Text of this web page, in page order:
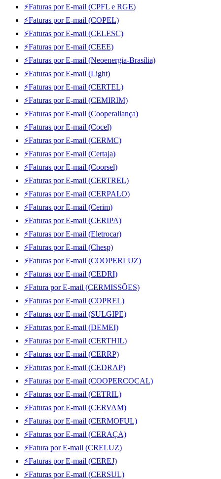
⚡Faturas por E-mail (CPFL e RGE)
⚡Faturas por E-mail (COPEL)
⚡Faturas por E-mail (CELESC)
⚡Faturas por E-mail (CEEE)
⚡Faturas por E-mail (Neoenergia-Brasília)
⚡Faturas por E-mail (Light)
⚡Faturas por E-mail (CERTEL)
⚡Faturas por E-mail (CEMIRIM)
⚡Faturas por E-mail (Cooperaliança)
⚡Faturas por E-mail (Cocel)
⚡Faturas por E-mail (CERMC)
⚡Faturas por E-mail (Certaja)
⚡Faturas por E-mail (Coorsel)
⚡Faturas por E-mail (CERTREL)
⚡Faturas por E-mail (CERPALO)
⚡Faturas por E-mail (Cerim)
⚡Faturas por E-mail (CERIPA)
⚡Faturas por E-mail (Eletrocar)
⚡Faturas por E-mail (Chesp)
⚡Faturas por E-mail (COOPERLUZ)
⚡Faturas por E-mail (CEDRI)
⚡Fatura por E-mail (CERMISSÕES)
⚡Faturas por E-mail (COPREL)
⚡Faturas por E-mail (SULGIPE)
⚡Faturas por E-mail (DEMEI)
⚡Faturas por E-mail (CERTHIL)
⚡Faturas por E-mail (CERRP)
⚡Faturas por E-mail (CEDRAP)
⚡Faturas por E-mail (COOPERCOCAL)
⚡Faturas por E-mail (CETRIL)
⚡Faturas por E-mail (CERVAM)
⚡Faturas por E-mail (CERMOFUL)
⚡Faturas por E-mail (CERAÇA)
⚡Fatura por E-mail (CRELUZ)
⚡Faturas por E-mail (CEREJ)
⚡Faturas por E-mail (CERSUL)